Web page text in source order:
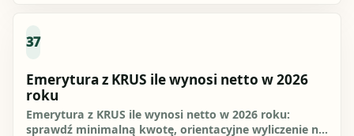
37
Emerytura z KRUS ile wynosi netto w 2026
roku
Emerytura z KRUS ile wynosi netto w 2026 roku:
sprawdź minimalną kwotę, orientacyjne wyliczenie na